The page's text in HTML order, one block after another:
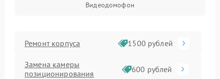
Видеодомофон
Ремонт корпуса 1500 рублей
Замена камеры
позиционирования
600 рублей